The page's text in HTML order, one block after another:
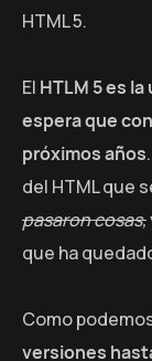
HTML 5.
El HTLM 5 es
espera que
próximos años
del HTML que
pasaron cosas,
que ha
Como
versiones